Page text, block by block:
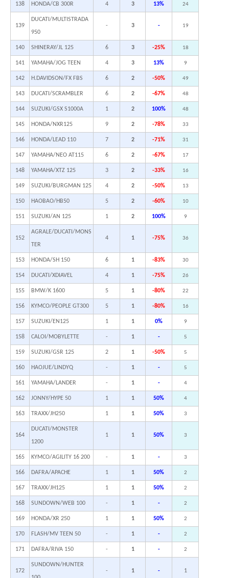
138 HONDA/CB 300R 4 3 13% 24
139
DUCATI/MULTISTRADA
950
- 3 - 19
140 SHINERAY/JL 125 6 3 -25% 18
141 YAMAHA/JOG TEEN 4 3 13% 9
142 H.DAVIDSON/FX FBS 6 2 -50% 49
143 DUCATI/SCRAMBLER 6 2 -67% 48
144 SUZUKI/GSX S1000A 1 2 100% 48
145 HONDA/NXR125 9 2 -78% 33
146 HONDA/LEAD 110 7 2 -71% 31
147 YAMAHA/NEO AT115 6 2 -67% 17
148 YAMAHA/XTZ 125 3 2 -33% 16
149 SUZUKI/BURGMAN 125 4 2 -50% 13
150 HAOBAO/HB50 5 2 -60% 10
151 SUZUKI/AN 125 1 2 100% 9
152
AGRALE/DUCATI/MONS
TER
4 1 -75% 36
153 HONDA/SH 150 6 1 -83% 30
154 DUCATI/XDIAVEL 4 1 -75% 26
155 BMW/K 1600 5 1 -80% 22
156 KYMCO/PEOPLE GT300 5 1 -80% 16
157 SUZUKI/EN125 1 1 0% 9
158 CALOI/MOBYLETTE - 1 - 5
159 SUZUKI/GSR 125 2 1 -50% 5
160 HAOJUE/LINDYQ - 1 - 5
161 YAMAHA/LANDER - 1 - 4
162 JONNY/HYPE 50 1 1 50% 4
163 TRAXX/JH250 1 1 50% 3
164
DUCATI/MONSTER
1200
1 1 50% 3
165 KYMCO/AGILITY 16 200 - 1 - 3
166 DAFRA/APACHE 1 1 50% 2
167 TRAXX/JH125 1 1 50% 2
168 SUNDOWN/WEB 100 - 1 - 2
169 HONDA/XR 250 1 1 50% 2
170 FLASH/MV TEEN 50 - 1 - 2
171 DAFRA/RIVA 150 - 1 - 2
172
SUNDOWN/HUNTER
- 1 - 1